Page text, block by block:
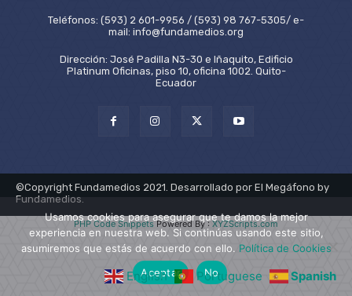
Teléfonos: (593) 2 601-9956 / (593) 98 767-5305/ e-
mail: info@fundamedios.org
Dirección: José Padilla N3-30 e Iñaquito, Edificio
Platinum Oficinas, piso 10, oficina 1002. Quito-
Ecuador
©Copyright Fundamedios 2021. Desarrollado por El Megáfono by
Fundamedios.
English Portuguese Spanish
PHP Code SnippetsPowered By :XYZScripts.com
Usamos cookies para asegurar que te damos la mejor
experiencia en nuestra web. Si continúas usando este sitio,
asumiremos que estás de acuerdo con ello. Política de Cookies
Aceptar
No